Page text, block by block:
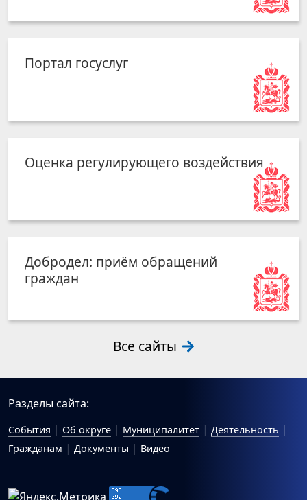
Портал госуслуг
Оценка регулирующего воздействия
Добродел: приём обращений
граждан
Все сайты
Разделы сайта:
События Об округе Муниципалитет
Деятельность
Гражданам
Документы Видео